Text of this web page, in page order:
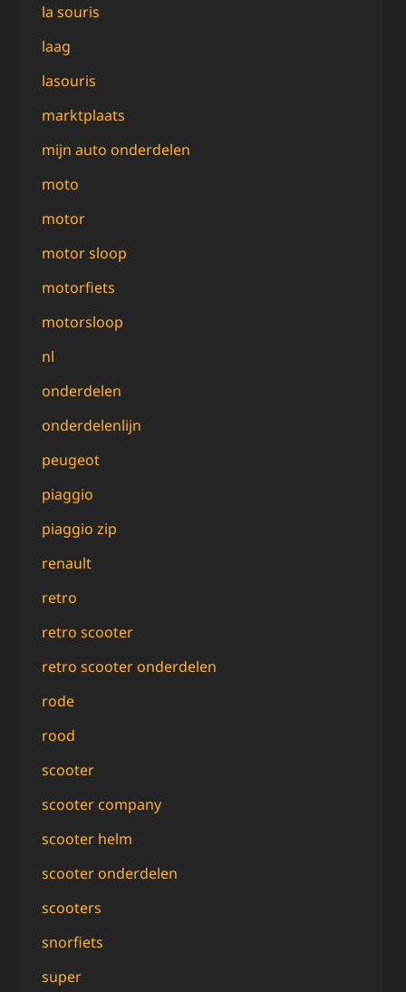
la souris
laag
lasouris
marktplaats
mijn auto onderdelen
moto
motor
motor sloop
motorfiets
motorsloop
nl
onderdelen
onderdelenlijn
peugeot
piaggio
piaggio zip
renault
retro
retro scooter
retro scooter onderdelen
rode
rood
scooter
scooter company
scooter helm
scooter onderdelen
scooters
snorfiets
super